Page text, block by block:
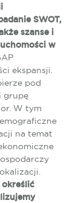
SWOT,
szanse i
w
ekspansji.
pod
grupę
W tym
na temat